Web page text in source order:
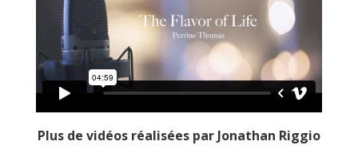
Plus de vidéos réalisées par Jonathan Riggio